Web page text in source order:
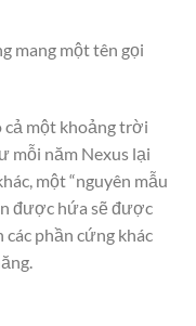
mang một tên gọi
cả một khoảng trời
mỗi năm Nexus lại
một “nguyên mẫu
được hứa sẽ được
phần cứng khác